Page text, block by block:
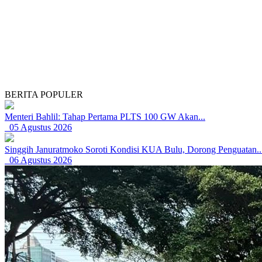
BERITA POPULER
Menteri Bahlil: Tahap Pertama PLTS 100 GW Akan...
05 Agustus 2026
Singgih Januratmoko Soroti Kondisi KUA Bulu, Dorong
06 Agustus 2026